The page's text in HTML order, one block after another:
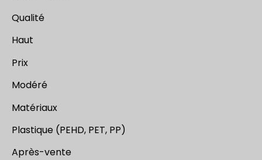
Qualité
Haut
Prix
Modéré
Matériaux
Plastique (PEHD, PET, PP)
Après-vente